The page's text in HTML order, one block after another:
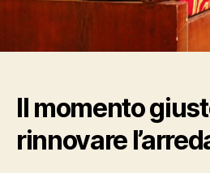
Il momento
rinnovare